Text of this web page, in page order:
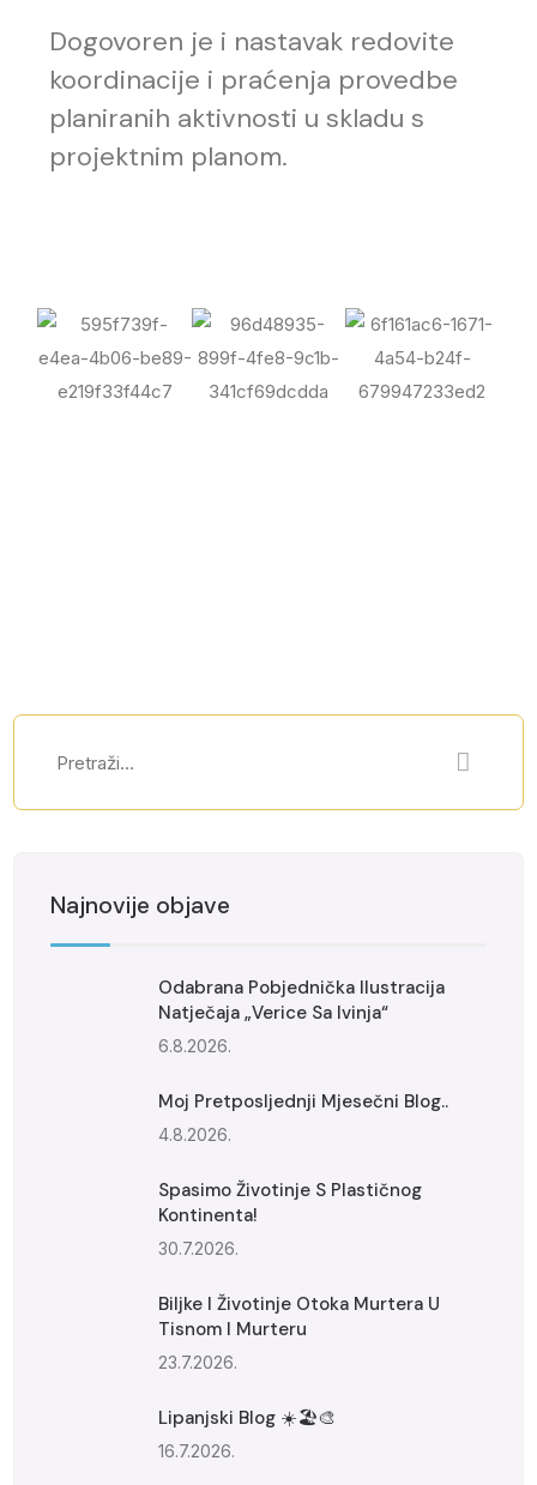
Dogovoren je i nastavak redovite
koordinacije i praćenja provedbe
planiranih aktivnosti u skladu s
projektnim planom.
Najnovije objave
Odabrana Pobjednička Ilustracija
Natječaja „Verice Sa Ivinja“
6.8.2026.
Moj Pretposljednji Mjesečni Blog..
4.8.2026.
Spasimo Životinje S Plastičnog
Kontinenta!
30.7.2026.
Biljke I Životinje Otoka Murtera U
Tisnom I Murteru
23.7.2026.
Lipanjski Blog ☀️🏖️🎨
16.7.2026.